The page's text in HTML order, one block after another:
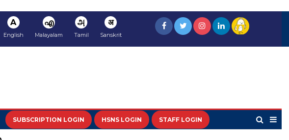
A
English
എ
Malayalam
அ
Tamil
अ
Sanskrit
SUBSCRIPTION LOGIN HSNS LOGIN STAFF LOGIN